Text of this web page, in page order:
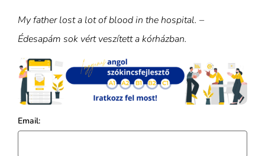
My father lost a lot of blood in the hospital. –
Édesapám sok vért veszített a kórházban.
Email: